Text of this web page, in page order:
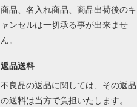
商品、名入れ商品、商品出荷後のキ
ャンセルは一切承る事が出来ませ
ん。
返品送料
不良品の返品に関しては、その返品
の送料は当方で負担いたします。